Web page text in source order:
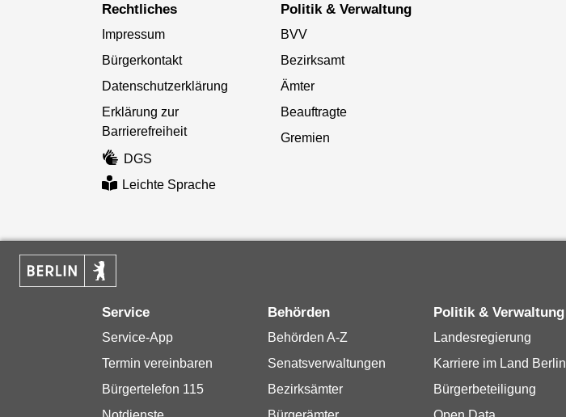
Rechtliches
Impressum
Bürgerkontakt
Datenschutzerklärung
Erklärung zur
Barrierefreiheit
DGS
Leichte Sprache
Politik & Verwaltung
BVV
Bezirksamt
Ämter
Beauftragte
Gremien
Service
Service-App
Termin vereinbaren
Bürgertelefon 115
Behörden
Behörden A-Z
Senatsverwaltungen
Bezirksämter
Politik & Verwaltung
Landesregierung
Karriere im Land Berlin
Bürgerbeteiligung